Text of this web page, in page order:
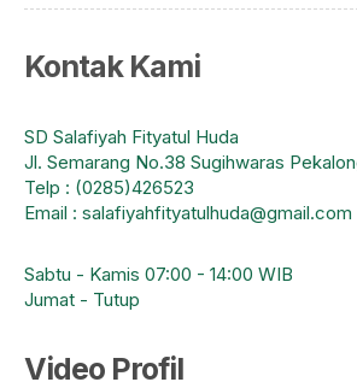
Kontak Kami
SD Salafiyah Fityatul Huda
Jl. Semarang No.38 Sugihwaras
Telp : (0285)426523
Email : salafiyahfityatulhuda@gmail.com
Sabtu - Kamis 07:00 - 14:00 WIB
Jumat - Tutup
Video Profil